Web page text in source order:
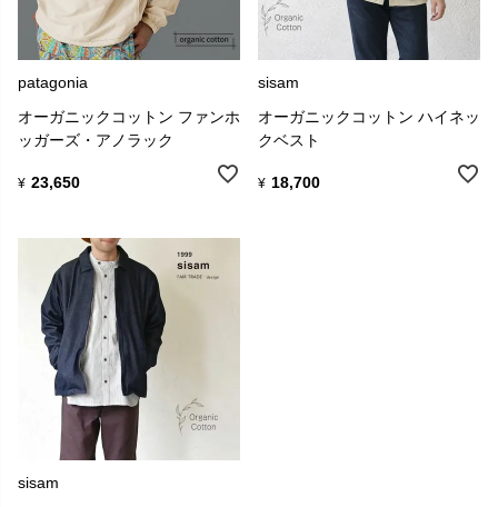
patagonia
オーガニックコットン ファンホ
ッガーズ・アノラック
¥ 23,650
sisam
オーガニックコットン ハイネッ
クベスト
¥ 18,700
sisam